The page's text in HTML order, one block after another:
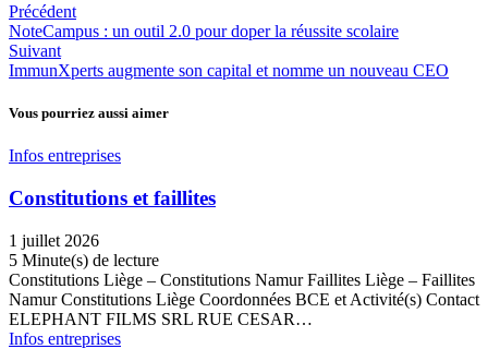
Précédent
NoteCampus : un outil 2.0 pour doper la réussite scolaire
Suivant
ImmunXperts augmente son capital et nomme un nouveau CEO
Vous pourriez aussi aimer
Infos entreprises
Constitutions et faillites
1 juillet 2026
5 Minute(s) de lecture
Constitutions Liège – Constitutions Namur Faillites Liège – Faillites
Namur Constitutions Liège Coordonnées BCE et Activité(s) Contact
ELEPHANT FILMS SRL RUE CESAR…
Infos entreprises